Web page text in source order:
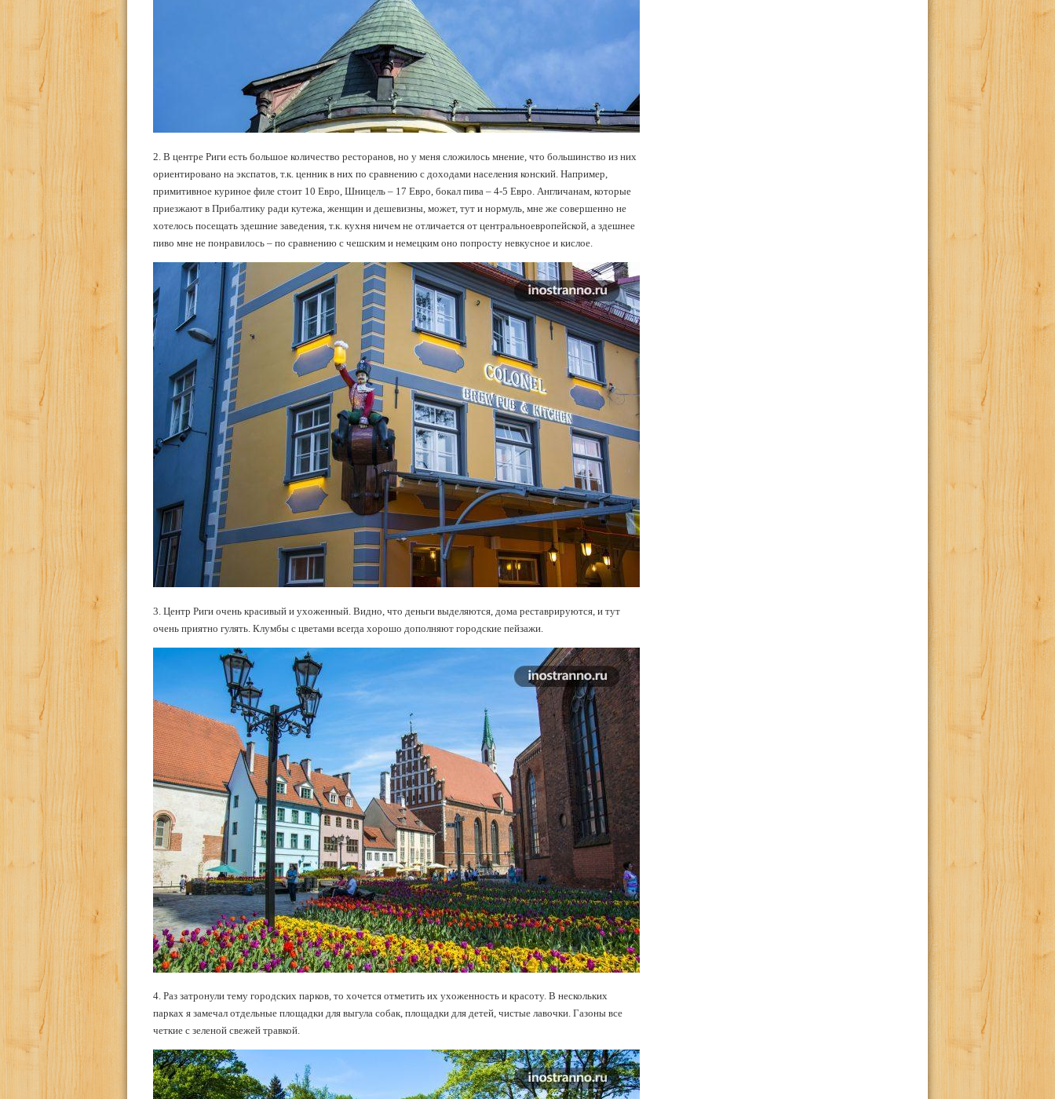
2. В центре Риги есть большое количество ресторанов, но у меня сложилось мнение, что большинство из них
ориентировано на экспатов, т.к. ценник в них по сравнению с доходами населения конский. Например,
примитивное куриное филе стоит 10 Евро, Шницель – 17 Евро, бокал пива – 4-5 Евро. Англичанам, которые
приезжают в Прибалтику ради кутежа, женщин и дешевизны, может, тут и нормуль, мне же совершенно не
хотелось посещать здешние заведения, т.к. кухня ничем не отличается от центральноевропейской, а здешнее
пиво мне не понравилось – по сравнению с чешским и немецким оно попросту невкусное и кислое.
3. Центр Риги очень красивый и ухоженный. Видно, что деньги выделяются, дома реставрируются, и тут
очень приятно гулять. Клумбы с цветами всегда хорошо дополняют городские пейзажи.
4. Раз затронули тему городских парков, то хочется отметить их ухоженность и красоту. В нескольких
парках я замечал отдельные площадки для выгула собак, площадки для детей, чистые лавочки. Газоны все
четкие с зеленой свежей травкой.